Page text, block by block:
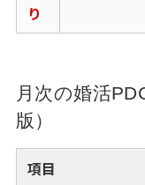
り
月次の婚活
版）
項目